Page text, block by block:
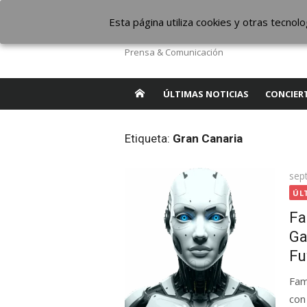
contenido
The Borderline
Prensa & Comunicación
ÚLTIMAS NOTICIAS
Etiqueta: Gran Canaria
el
Esta página utiliza cookies y otras